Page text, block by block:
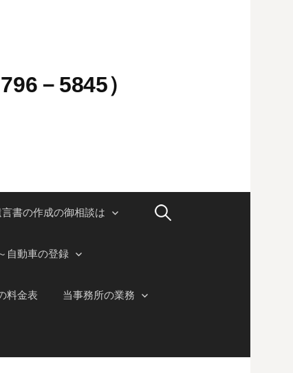
－5845）
言書の作成の御相談は
自動車の登録
料金表 当事務所の業務
検